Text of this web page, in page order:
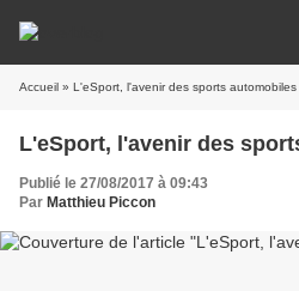
Accueil » L'eSport, l'avenir des sports automobiles
L'eSport, l'avenir des
Publié le 27/08/2017 à 09:43
Par Matthieu Piccon